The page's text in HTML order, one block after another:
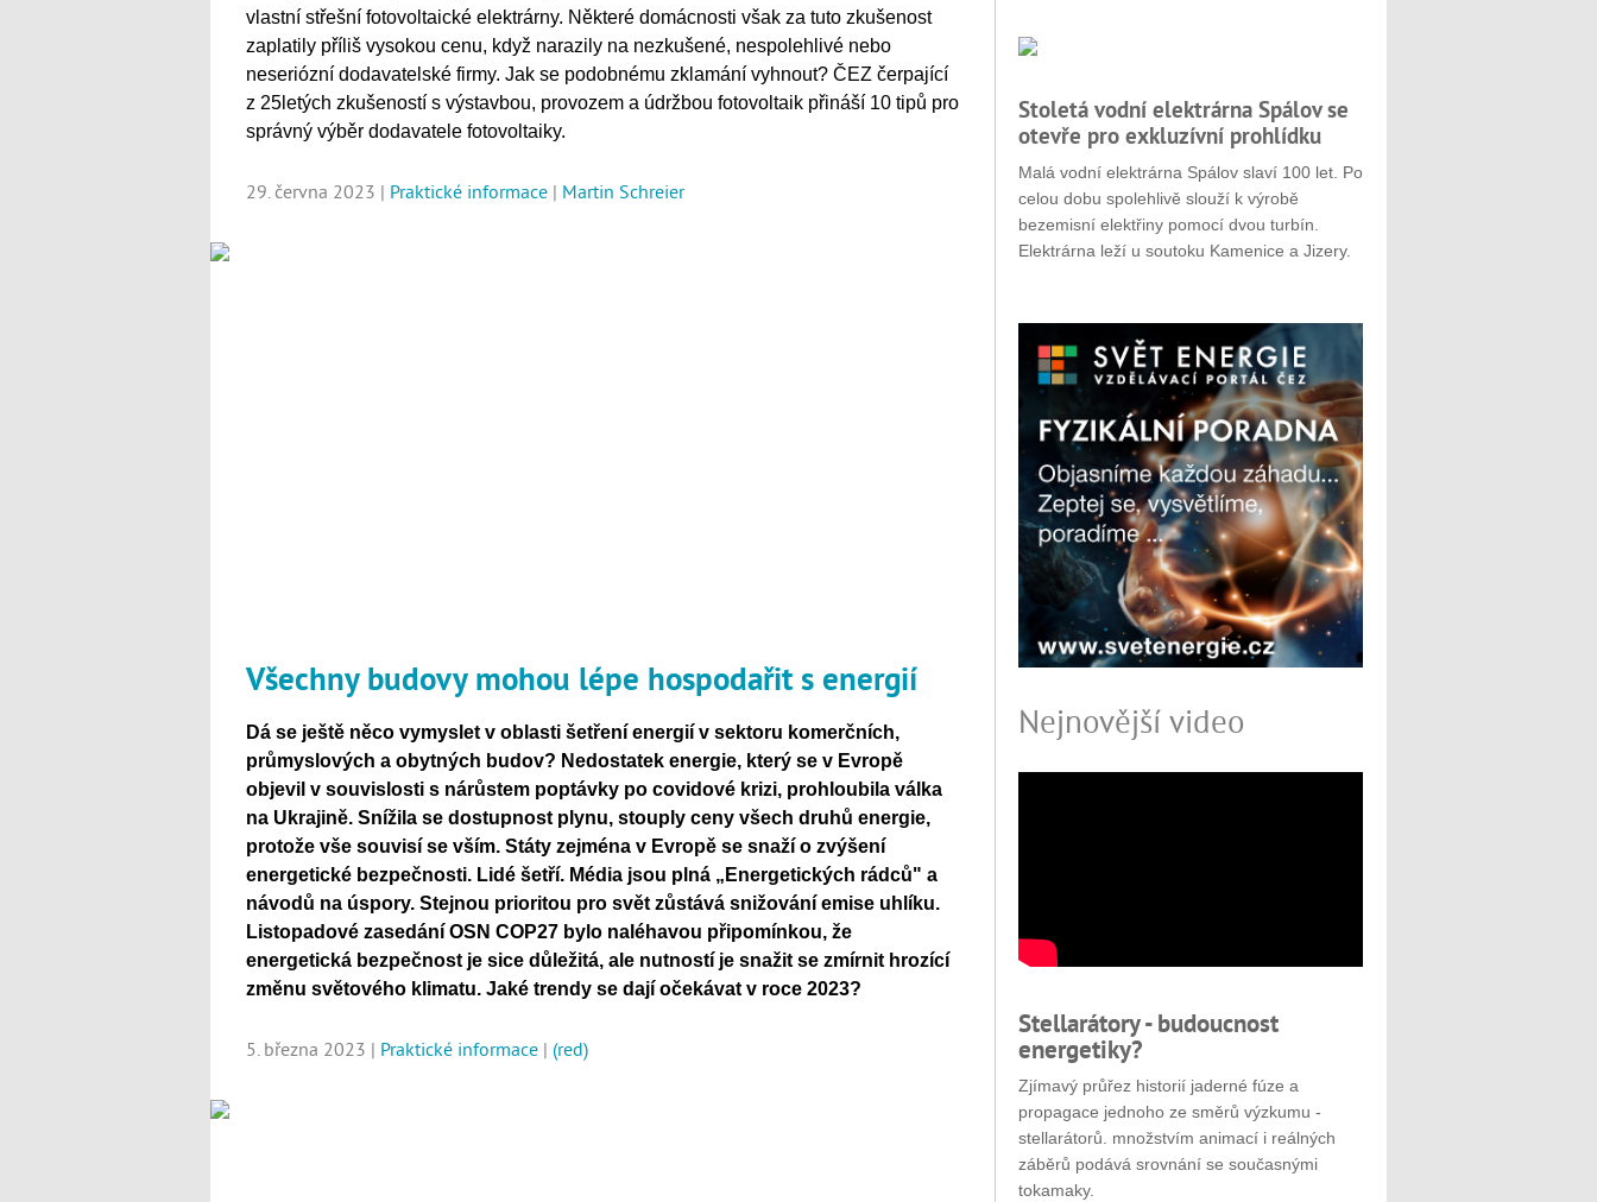
vlastní střešní fotovoltaické elektrárny. Některé domácnosti však za tuto zkušenost
zaplatily příliš vysokou cenu, když narazily na nezkušené, nespolehlivé nebo
neseriózní dodavatelské firmy. Jak se podobnému zklamání vyhnout? ČEZ čerpající
z 25letých zkušeností s výstavbou, provozem a údržbou fotovoltaik přináší 10 tipů pro
správný výběr dodavatele fotovoltaiky.
29. června 2023 | Praktické informace | Martin Schreier
Všechny budovy mohou lépe hospodařit s energií
Dá se ještě něco vymyslet v oblasti šetření energií v sektoru komerčních,
průmyslových a obytných budov? Nedostatek energie, který se v Evropě
objevil v souvislosti s nárůstem poptávky po covidové krizi, prohloubila válka
na Ukrajině. Snížila se dostupnost plynu, stouply ceny všech druhů energie,
protože vše souvisí se vším. Státy zejména v Evropě se snaží o zvýšení
energetické bezpečnosti. Lidé šetří. Média jsou plná „Energetických rádců" a
návodů na úspory. Stejnou prioritou pro svět zůstává snižování emise uhlíku.
Listopadové zasedání OSN COP27 bylo naléhavou připomínkou, že
energetická bezpečnost je sice důležitá, ale nutností je snažit se zmírnit hrozící
změnu světového klimatu. Jaké trendy se dají očekávat v roce 2023?
5. března 2023 | Praktické informace | (red)
Stoletá vodní elektrárna Spálov se
otevře pro exkluzívní prohlídku
Malá vodní elektrárna Spálov slaví 100 let. Po
celou dobu spolehlivě slouží k výrobě
bezemisní elektřiny pomocí dvou turbín.
Elektrárna leží u soutoku Kamenice a Jizery.
Nejnovější video
Stellarátory - budoucnost
energetiky?
Zjímavý průřez historií jaderné fúze a
propagace jednoho ze směrů výzkumu -
stellarátorů. množstvím animací i reálných
záběrů podává srovnání se současnými
tokamaky.